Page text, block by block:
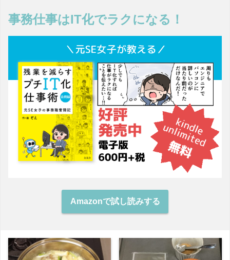
事務仕事はIT化でラクになる！
Amazonで試し読みする